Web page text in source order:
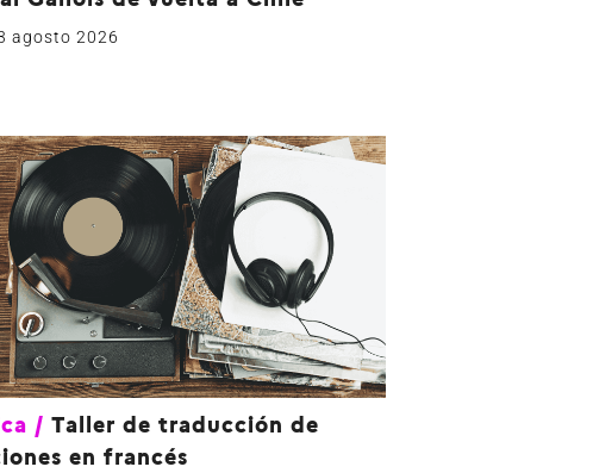
agosto 2026
/Taller de traducción de
en francés